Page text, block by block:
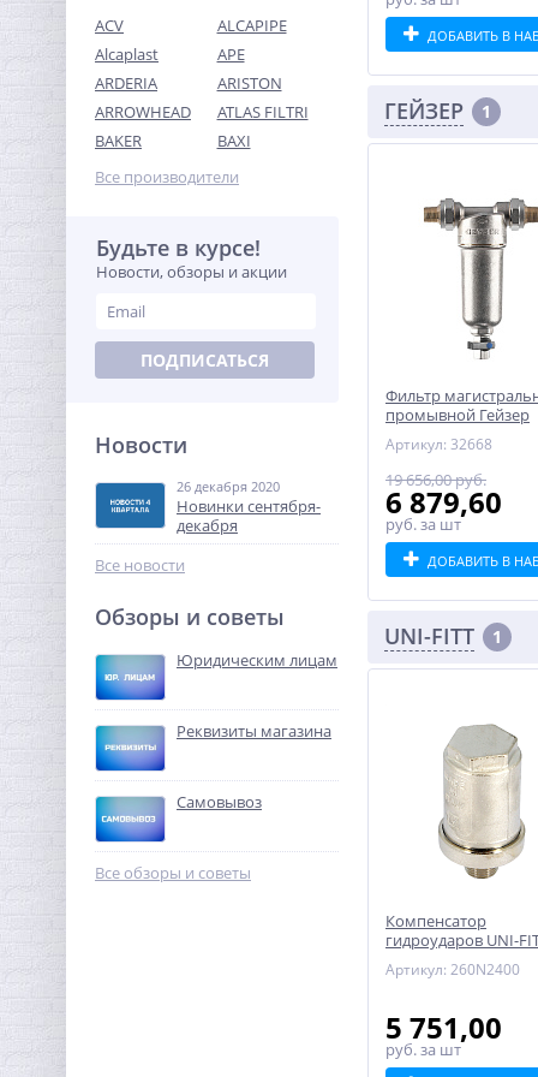
Кран шаровый с
электроприводом Neptun
Profi 12В 1"1/4
10 072,32
Переходник резьбовой 1"
x 1/2" ВН латунь UNI-FITT
202,88
Ниппель редукция 1"1/4' x
3/4" (НР) латунь UNI-FITT
ACV
ALCAPIPE
Alcaplast
APE
ARDERIA
ARISTON
ARROWHEAD
ATLAS FILTRI
BAKER
BAXI
Все производители
Будьте в курсе!
Новости, обзоры и акции
ПОДПИСАТЬСЯ
Новости
26 декабря 2020
Новинки сентября-
декабря
Все новости
Обзоры и советы
Юридическим лицам
Реквизиты магазина
Самовывоз
Все обзоры и советы
ДОБАВИТЬ В
ГЕЙЗЕР 1
Фильтр
промывной Гейзер
Бастион 121 1/2" для
d60
Артикул: 32668
19 656,00 руб.
6 879,60
руб.за шт
ДОБАВИТЬ В
UNI-FITT 1
Компенсатор
гидроударов UNI-
1/2" никель до 50 бар
Артикул: 260N2400
5 751,00
руб.за шт